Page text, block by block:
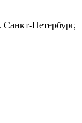
Санкт-Петербург,